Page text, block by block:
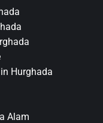
Hurghada
Alam